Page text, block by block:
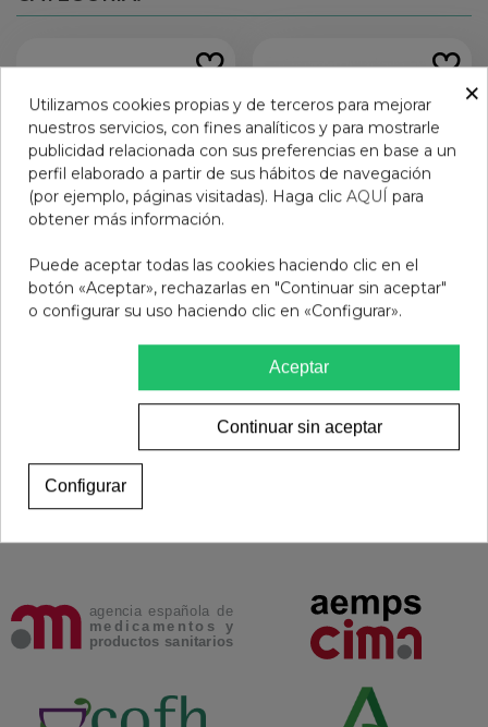
Laca de uñas Mia BULL
Añadir al carrito
CARMEX BALSAMO
4,95 €
Añadir al carrito
×
Utilizamos cookies propias y de terceros para mejorar
nuestros servicios, con fines analíticos y para mostrarle
publicidad relacionada con sus preferencias en base a un
perfil elaborado a partir de sus hábitos de navegación
(por ejemplo, páginas visitadas). Haga clic AQUÍ para
obtener más información.
Puede aceptar todas las cookies haciendo clic en el
botón «Aceptar», rechazarlas en "Continuar sin aceptar"
o configurar su uso haciendo clic en «Configurar».
Aceptar
Continuar sin aceptar
Configurar